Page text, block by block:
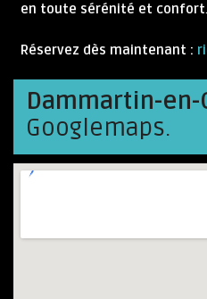
en toute sérénité et confort.
Réservez dès maintenant :
Dammartin-en-
Googlemaps.